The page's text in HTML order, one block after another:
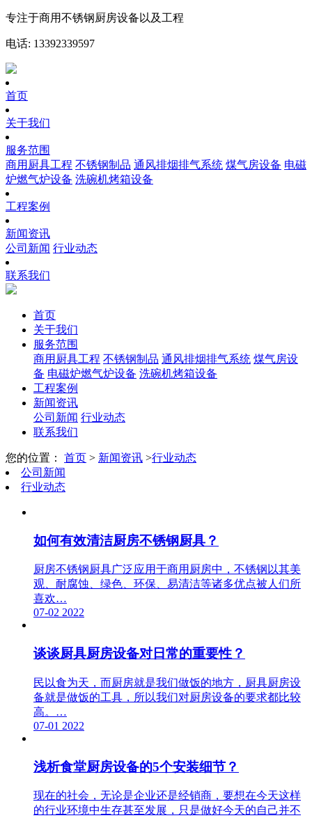
专注于商用不锈钢厨房设备以及工程
电话: 13392339597
首页
关于我们
服务范围
商用厨具工程 不锈钢制品 通风排烟排气系统 煤气房设备 电磁
炉燃气炉设备 洗碗机烤箱设备
工程案例
新闻资讯
公司新闻 行业动态
联系我们
首页
关于我们
服务范围
商用厨具工程 不锈钢制品 通风排烟排气系统 煤气房设
备 电磁炉燃气炉设备 洗碗机烤箱设备
工程案例
新闻资讯
公司新闻 行业动态
联系我们
您的位置： 首页 > 新闻资讯 >行业动态
公司新闻
行业动态
如何有效清洁厨房不锈钢厨具？
厨房不锈钢厨具广泛应用于商用厨房中，不锈钢以其美
观、耐腐蚀、绿色、环保、易清洁等诸多优点被人们所
喜欢…
07-02 2022
谈谈厨具厨房设备对日常的重要性？
民以食为天，而厨房就是我们做饭的地方，厨具厨房设
备就是做饭的工具，所以我们对厨房设备的要求都比较
高。…
07-01 2022
浅析食堂厨房设备的5个安装细节？
现在的社会，无论是企业还是经销商，要想在今天这样
的行业环境中生存甚至发展，只是做好今天的自己并不